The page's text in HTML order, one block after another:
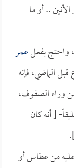
.. أو ما
، واحتج بفعلعمر
الماضي، فإنه
وراء الصفوف،
[ أنه كان
من عطاس أو